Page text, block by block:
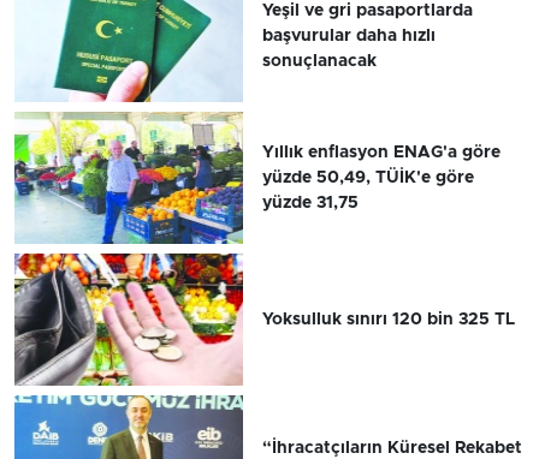
Yeşil ve gri pasaportlarda
başvurular daha hızlı
sonuçlanacak
Yıllık enflasyon ENAG'a göre
yüzde 50,49, TÜİK'e göre
yüzde 31,75
Yoksulluk sınırı 120 bin 325 TL
“İhracatçıların Küresel Rekabet